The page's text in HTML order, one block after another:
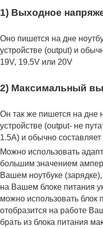
1) Выходное
Оно пишется на дне
устройстве (output) и
19V, 19.5V или 20V
2) Максимальный
Он так же пишется на дне
устройстве (output- не
1.5A) и обычно
Можно использовать
большим значением
Вашем ноутбуке
на Вашем блоке питания
можно использовать блок
отобразится на работе
брать из блока питания